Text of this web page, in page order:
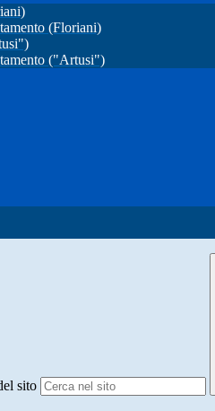
(Floriani)
("Artusi")
sito